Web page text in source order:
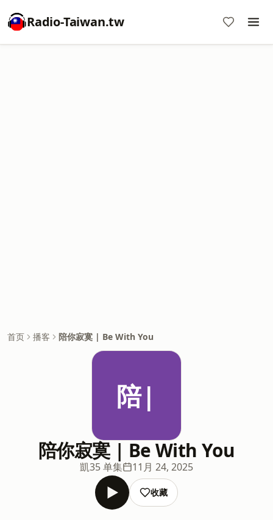
Radio-Taiwan.tw
首页 播客 陪你寂寞 | Be With You
陪|
陪你寂寞 | Be With You
凱35 单集 11月 24, 2025
收藏